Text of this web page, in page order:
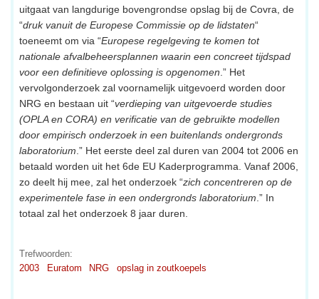
uitgaat van langdurige bovengrondse opslag bij de Covra, de
“druk vanuit de Europese Commissie op de lidstaten“
toeneemt om via “Europese regelgeving te komen tot
nationale afvalbeheersplannen waarin een concreet tijdspad
voor een definitieve oplossing is opgenomen .” Het
vervolgonderzoek zal voornamelijk uitgevoerd worden door
NRG en bestaan uit “verdieping van uitgevoerde studies
(OPLA en CORA) en verificatie van de gebruikte modellen
door empirisch onderzoek in een buitenlands ondergronds
laboratorium .” Het eerste deel zal duren van 2004 tot 2006 en
betaald worden uit het 6de EU Kaderprogramma. Vanaf 2006,
zo deelt hij mee, zal het onderzoek “zich concentreren op de
experimentele fase in een ondergronds laboratorium .” In
totaal zal het onderzoek 8 jaar duren.
Trefwoorden:
2003
Euratom NRG opslag in zoutkoepels